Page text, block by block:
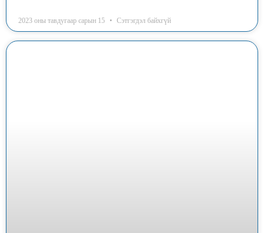
2023 оны тавдугаар сарын 15 Сэтгэгдэл байхгүй